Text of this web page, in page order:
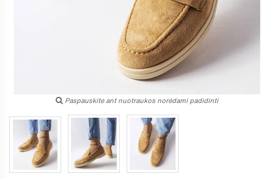
Paspauskite ant nuotraukos norėdami padidinti